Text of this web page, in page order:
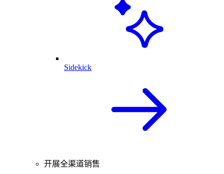
Sidekick
开展全渠道销售